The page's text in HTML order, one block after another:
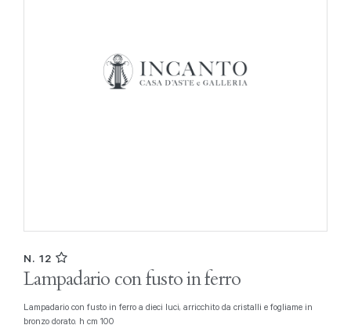
N. 12
Lampadario con fusto in ferro
Lampadario con fusto in ferro a dieci luci, arricchito da cristalli e fogliame in
bronzo dorato. h cm 100